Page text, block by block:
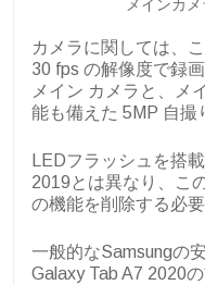
メインカ
カメラに関しては、
30 fps の解像度で録
メイン カメラと、メ
能も備えた 5MP 自撮
LEDフラッシュを搭
2019とは異なり、こ
の機能を削除する必
一般的なSamsungの
Galaxy Tab A7 2020